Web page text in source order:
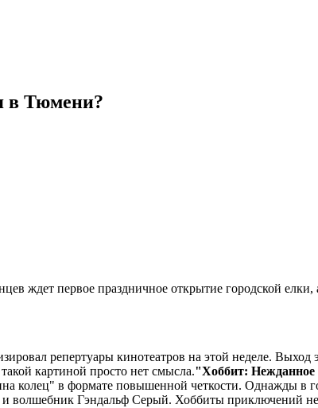
в Тюмени?
ждет первое праздничное открытие городской
репертуары кинотеатров на этой неделе.
картиной просто нет смысла."Хоббит: Нежданное
колец" в формате повышенной четкости. Однажды в
волшебник Гэндальф Серый. Хоббиты приключений